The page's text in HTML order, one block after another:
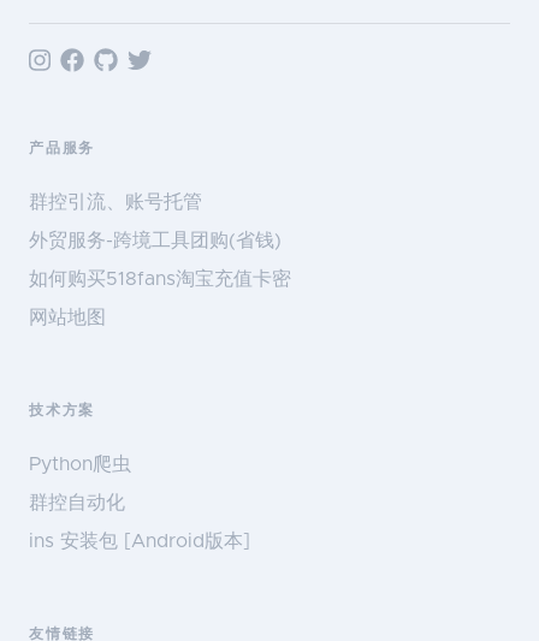
产品服务
群控引流、账号托管
外贸服务-跨境工具团购(省钱)
如何购买518fans淘宝充值卡密
网站地图
技术方案
Python爬虫
群控自动化
ins 安装包 [Android版本]
友情链接